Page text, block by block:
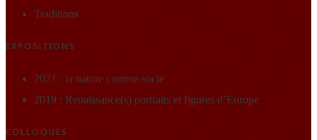
Traditions
EXPOSITIONS
2021 : la nature comme socle
2019 : Renaissance(s) portraits et figures d’Europe
COLLOQUES